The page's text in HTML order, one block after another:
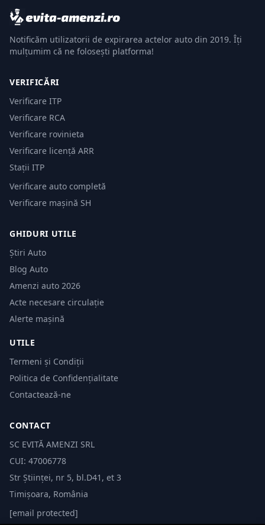
Notificăm utilizatorii de expirarea actelor auto din 2019. Îți
mulțumim că ne folosești platforma!
VERIFICĂRI
Verificare ITP
Verificare RCA
Verificare rovinieta
Verificare licență ARR
Stații ITP
Verificare auto completă
Verificare mașină SH
GHIDURI UTILE
Știri Auto
Blog Auto
Amenzi auto 2026
Acte necesare circulație
Alerte mașină
UTILE
Termeni și Condiții
Politica de Confidențialitate
Contactează-ne
CONTACT
SC EVITĂ AMENZI SRL
CUI: 47006778
Str Științei, nr 5, bl.D41, et 3
Timișoara, România
[email protected]